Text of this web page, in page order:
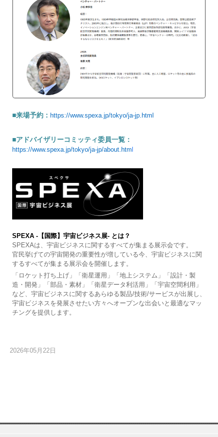
■来場予約： https://www.spexa.jp/tokyo/ja-jp.html
■アドバイザリーコミッティ委員一覧：
https://www.spexa.jp/tokyo/ja-jp/about.html
SPEXA -【国際】宇宙ビジネス展- とは？
SPEXAは、宇宙ビジネスに関するすべてが集まる展示会です。
官民挙げての宇宙開発の重要性が増している今、宇宙ビジネスに関
するすべてが集まる展示会を開催します。
「ロケット打ち上げ」「衛星運用」「地上システム」「設計・製
造・開発」「部品・素材」「衛星データ利活用」「宇宙空間利用」
など、宇宙ビジネスに関するあらゆる製品/技術/サービスが出展し、
宇宙ビジネスを発展させたい方々へオープンな出会いと最適なマッ
チングを提供します。
2026年05月22日